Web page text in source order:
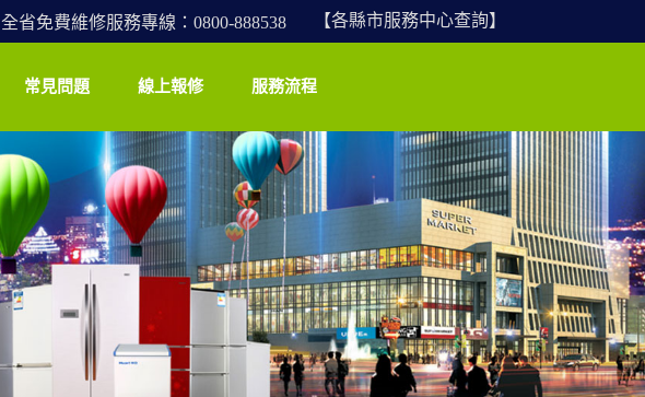
【各縣市服務中心查詢】
全省免費維修服務專線：0800-888538
常見問題 線上報修 服務流程